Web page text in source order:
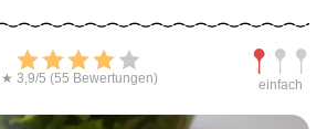
Bewerten
★ 3,9/5 (55 Bewertungen) einfach